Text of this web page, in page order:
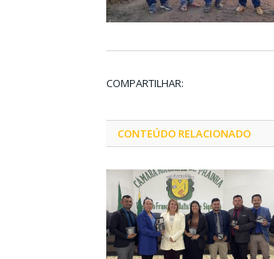
COMPARTILHAR:
CONTEÚDO RELACIONADO